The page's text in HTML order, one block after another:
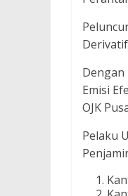
Emisi
OJK
Pelaku